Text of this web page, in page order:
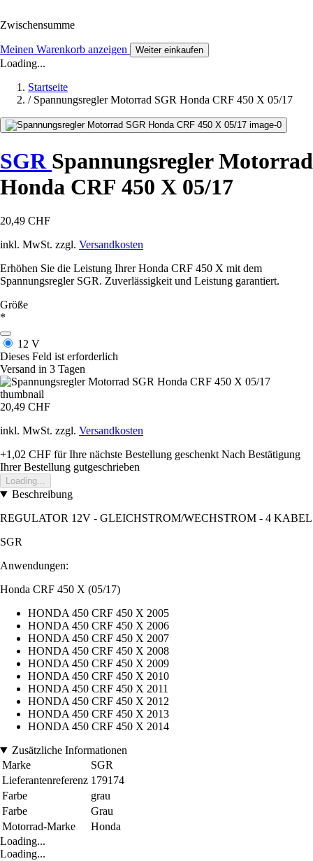
Zwischensumme
Meinen Warenkorb anzeigen Weiter einkaufen
Loading...
Startseite
/ Spannungsregler Motorrad SGR Honda CRF 450 X 05/17
SGR Spannungsregler Motorrad
Honda CRF 450 X 05/17
20,49 CHF
inkl. MwSt. zzgl. Versandkosten
Erhöhen Sie die Leistung Ihrer Honda CRF 450 X mit dem
Spannungsregler SGR. Zuverlässigkeit und Leistung garantiert.
Größe
*
12 V
Dieses Feld ist erforderlich
Versand in 3 Tagen
20,49 CHF
inkl. MwSt. zzgl. Versandkosten
+1,02 CHF für Ihre nächste Bestellung geschenkt Nach Bestätigung
Ihrer Bestellung gutgeschrieben
Loading...
Beschreibung
REGULATOR 12V - GLEICHSTROM/WECHSTROM - 4 KABEL
SGR
Anwendungen:
Honda CRF 450 X (05/17)
HONDA 450 CRF 450 X 2005
HONDA 450 CRF 450 X 2006
HONDA 450 CRF 450 X 2007
HONDA 450 CRF 450 X 2008
HONDA 450 CRF 450 X 2009
HONDA 450 CRF 450 X 2010
HONDA 450 CRF 450 X 2011
HONDA 450 CRF 450 X 2012
HONDA 450 CRF 450 X 2013
HONDA 450 CRF 450 X 2014
Zusätzliche Informationen
Marke
SGR
Lieferantenreferenz 179174
Farbe
grau
Farbe
Grau
Motorrad-Marke
Honda
Loading...
Loading...